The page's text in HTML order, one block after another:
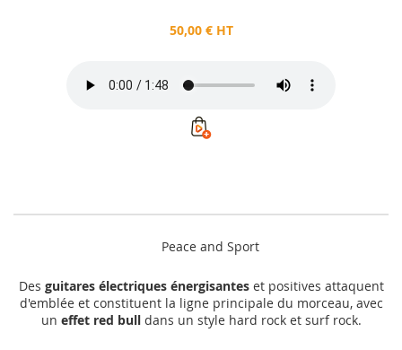
50,00 € HT
Peace and Sport
Des guitares électriques énergisanteset positives attaquent
d'emblée et constituent la ligne principale du morceau, avec
un effet red bulldans un style hard rock et surf rock.